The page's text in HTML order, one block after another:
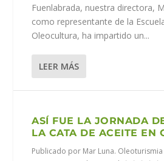
Fuenlabrada, nuestra directora,
como representante de la
Oleocultura, ha impartido un...
LEER MÁS
ASÍ FUE LA JORNADA
LA CATA DE ACEITE EN
Publicado por Mar Luna. Oleoturismia